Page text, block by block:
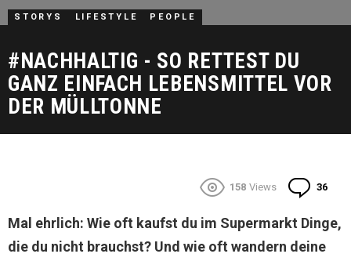
STORYS LIFESTYLE PEOPLE
#NACHHALTIG - SO RETTEST DU
GANZ EINFACH LEBENSMITTEL VOR
DER MÜLLTONNE
158 Views 36
Mal ehrlich: Wie oft kaufst du im Supermarkt Dinge,
die du nicht brauchst? Und wie oft wandern deine